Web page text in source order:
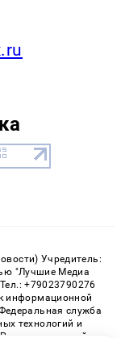
Учредитель:
"Лучшие Медиа
+79023790276
информационной
служба
технологий и